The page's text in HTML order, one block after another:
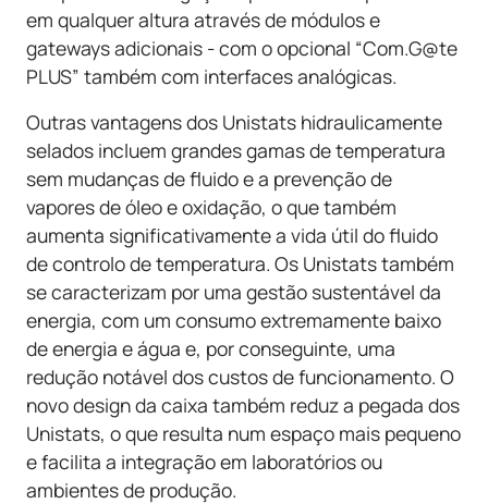
em qualquer altura através de módulos e
gateways adicionais - com o opcional “Com.G@te
PLUS” também com interfaces analógicas.
Outras vantagens dos Unistats hidraulicamente
selados incluem grandes gamas de temperatura
sem mudanças de fluido e a prevenção de
vapores de óleo e oxidação, o que também
aumenta significativamente a vida útil do fluido
de controlo de temperatura. Os Unistats também
se caracterizam por uma gestão sustentável da
energia, com um consumo extremamente baixo
de energia e água e, por conseguinte, uma
redução notável dos custos de funcionamento. O
novo design da caixa também reduz a pegada dos
Unistats, o que resulta num espaço mais pequeno
e facilita a integração em laboratórios ou
ambientes de produção.